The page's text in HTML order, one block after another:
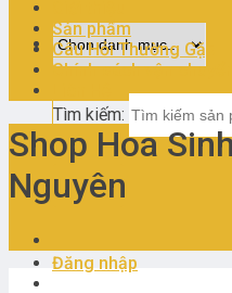
Tìm kiếm:
Đăng nhập
Sản phẩm
Câu Hỏi Thường Gặp
Chính sách vận chuyển
Shop Hoa
Nguyên